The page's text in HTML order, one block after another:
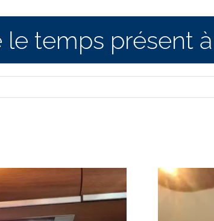
temps présent
Lecteur
vidéo